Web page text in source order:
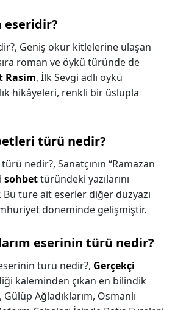
eseridir?
Geniş okur kitlelerine ulaşan
sıra roman ve öykü türünde de
Rasim, İlk Sevgi adlı öykü
hikâyeleri, renkli bir üslupla
türü nedir?
nedir?, Sanatçının “Ramazan
sohbettüründeki yazılarını
Bu türe ait eserler diğer düzyazı
döneminde gelişmiştir.
eserinin türü nedir?
türü nedir?, Gerçekçi
kaleminden çıkan en bilindik
Ağladıklarım, Osmanlı